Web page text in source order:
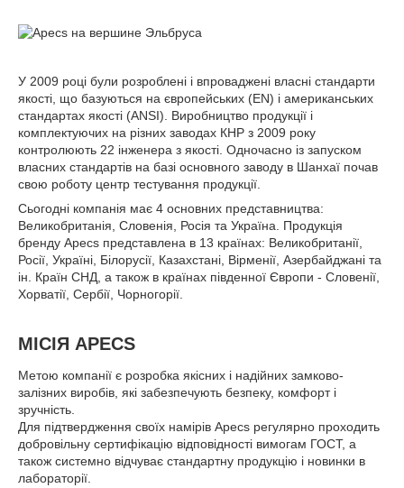
У 2009 році були розроблені і впроваджені власні стандарти
якості, що базуються на європейських (EN) і американських
стандартах якості (ANSI). Виробництво продукції і
комплектуючих на різних заводах КНР з 2009 року
контролюють 22 інженера з якості. Одночасно із запуском
власних стандартів на базі основного заводу в Шанхаї почав
свою роботу центр тестування продукції.
Сьогодні компанія має 4 основних представництва:
Великобританія, Словенія, Росія та Україна. Продукція
бренду Apecs представлена ​​в 13 країнах: Великобританії,
Росії, Україні, Білорусії, Казахстані, Вірменії, Азербайджані та
ін. Країн СНД, а також в країнах південної Європи - Словенії,
Хорватії, Сербії, Чорногорії.
МІСІЯ APECS
Метою компанії є розробка якісних і надійних замково-
залізних виробів, які забезпечують безпеку, комфорт і
зручність.
Для підтвердження своїх намірів Apecs регулярно проходить
добровільну сертифікацію відповідності вимогам ГОСТ, а
також системно відчуває стандартну продукцію і новинки в
лабораторії.